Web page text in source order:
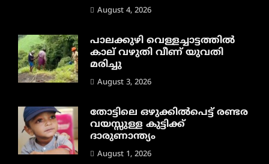
August 4, 2026
പാലക്കുഴി വെള്ളച്ചാട്ടത്തില്‍
കാല് വഴുതി വീണ് യുവതി
മരിച്ചു
August 3, 2026
തോട്ടിലെ ഒഴുക്കിൽപെട്ട് രണ്ടര
വയസ്സുള്ള കുട്ടിക്ക്
ദാരുണാന്ത്യം
August 1, 2026